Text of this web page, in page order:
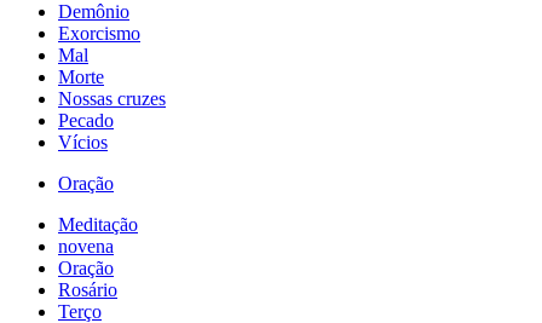
Demônio
Exorcismo
Mal
Morte
Nossas cruzes
Pecado
Vícios
Oração
Meditação
novena
Oração
Rosário
Terço